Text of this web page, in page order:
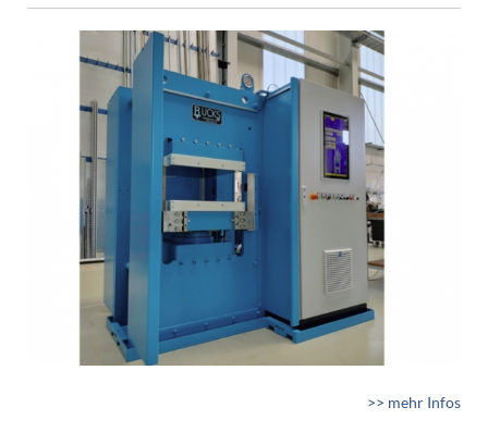
>> mehr Infos